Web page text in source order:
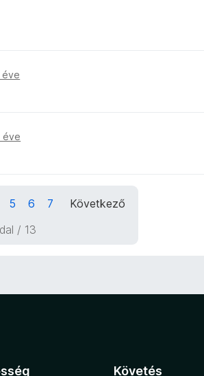
éve
éve
5 6 7
Következő
/ 13
Követés